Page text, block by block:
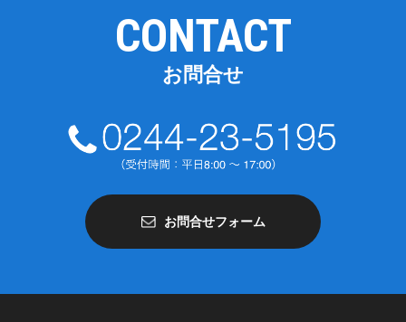
CONTACT
お問合せ
お問合せフォーム